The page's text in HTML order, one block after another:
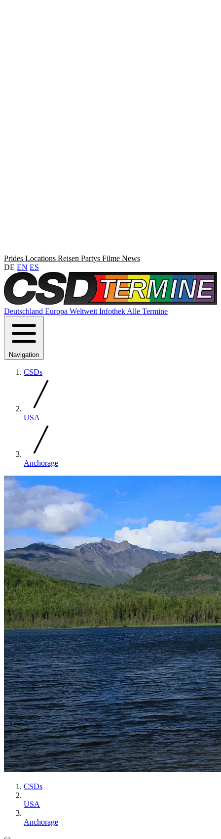
Prides Locations Reisen Partys Filme News
DE EN ES
Deutschland Europa Weltweit Infothek Alle Termine
Navigation
CSDs
USA
Anchorage
CSDs
USA
Anchorage